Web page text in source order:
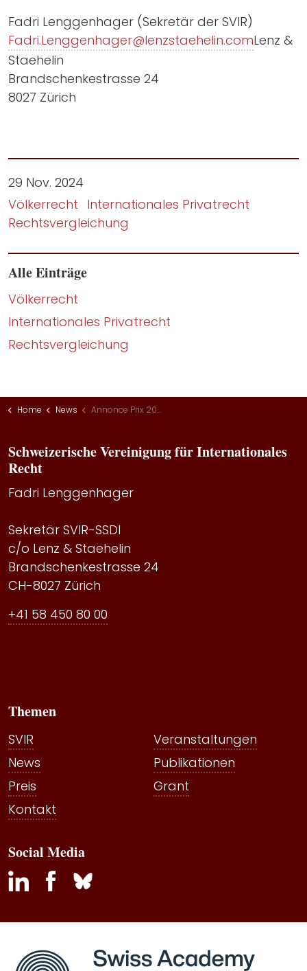
Fadri Lenggenhager (Sekretär der SVIR)
Fadri.Lenggenhager@lenzstaehelin.comLenz &
Staehelin
Brandschenkestrasse 24
8027 Zürich
29 Nov. 2024
Völkerrecht Internationales Privatrecht
Rechtsvergleichung
Alle Einträge
Völkerrecht
Internationales Privatrecht
Rechtsvergleichung
Home News Annonce Prix 2025
Schweizerische Vereinigung für Internationales
Recht
Fadri Lenggenhager
Sekretär SVIR-SSDI
c/o Lenz & Staehelin
Brandschenkestrasse 24
CH-8027 Zürich
+41 58 450 80 00
Themen
SVIR
Veranstaltungen
News
Publikationen
Preis
Grant
Kontakt
Social Media